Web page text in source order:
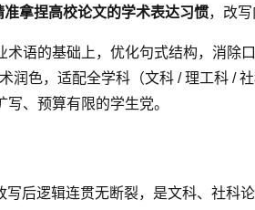
准拿捏高校论文的学术表达习惯，改写
术语的基础上，优化句式结构，消除
润色，适配全学科（文科 / 理工科 /
、预算有限的学生党。
写后逻辑连贯无断裂，是文科、社科